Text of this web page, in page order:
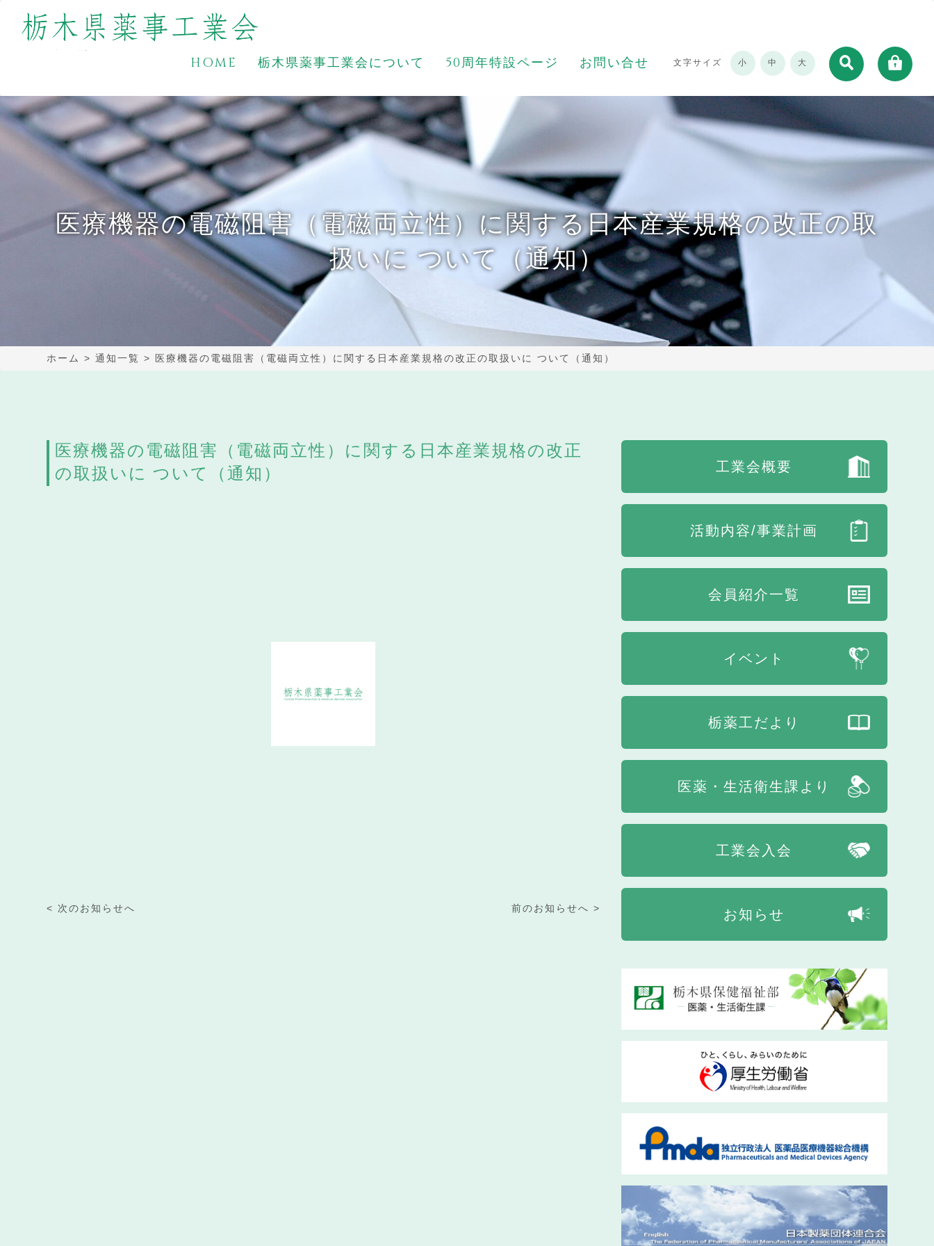
HOME 栃木県薬事工業会について 50周年特設ページ お問い合せ 文字サイズ 小 中 大
医療機器の電磁阻害（電磁両立性）に関する日本産業規格の改正の取
扱いに ついて（通知）
ホーム > 通知一覧 > 医療機器の電磁阻害（電磁両立性）に関する日本産業規格の改正の取扱いに ついて（通知）
医療機器の電磁阻害（電磁両立性）に関する日本産業規格の改正
の取扱いに ついて（通知）
< 次のお知らせへ 前のお知らせへ >
工業会概要
活動内容/事業計画
会員紹介一覧
イベント
栃薬工だより
医薬・生活衛生課より
工業会入会
お知らせ